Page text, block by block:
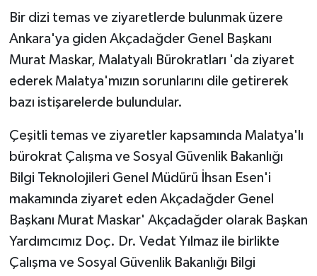
Bir dizi temas ve ziyaretlerde bulunmak üzere
Ankara'ya giden Akçadağder Genel Başkanı
Murat Maskar, Malatyalı Bürokratları 'da ziyaret
ederek Malatya'mızın sorunlarını dile getirerek
bazı istişarelerde bulundular.
Çeşitli temas ve ziyaretler kapsamında Malatya'lı
bürokrat Çalışma ve Sosyal Güvenlik Bakanlığı
Bilgi Teknolojileri Genel Müdürü İhsan Esen'i
makamında ziyaret eden Akçadağder Genel
Başkanı Murat Maskar' Akçadağder olarak Başkan
Yardımcımız Doç. Dr. Vedat Yılmaz ile birlikte
Çalışma ve Sosyal Güvenlik Bakanlığı Bilgi